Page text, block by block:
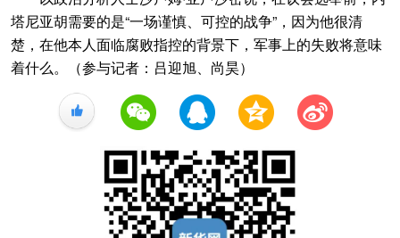
塔尼亚胡需要的是“一场谨慎、可控的战争”，因为他很清
楚，在他本人面临腐败指控的背景下，军事上的失败将意味
着什么。（参与记者：吕迎旭、尚昊）
+1